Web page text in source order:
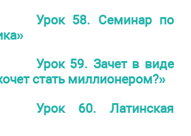
Урок 58. Семинар по
Урок 59. Зачет в виде
стать миллионером?»
Урок 60. Латинская